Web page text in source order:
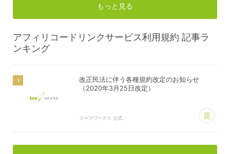
もっと見る
アフィリコードリンクサービス利用規約 記事ラ
ンキング
改正民法に伴う各種規約改定のお知らせ
（2020年3月25日改定）
リーフワークス 公式